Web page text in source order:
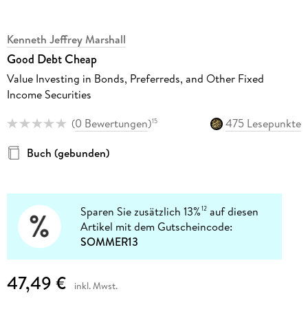
Kenneth Jeffrey Marshall
Good Debt Cheap
Value Investing in Bonds, Preferreds, and Other Fixed
Income Securities
(0 Bewertungen)15
475 Lesepunkte
Buch (gebunden)
Sparen Sie zusätzlich 13%12 auf diesen
Artikel mit dem Gutscheincode:
SOMMER13
47,49 € inkl. Mwst.